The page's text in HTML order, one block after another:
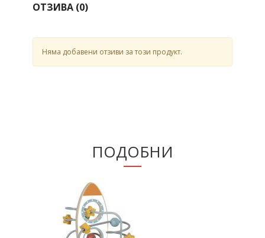
ОТЗИВА (0)
Няма добавени отзиви за този продукт.
ПОДОБНИ